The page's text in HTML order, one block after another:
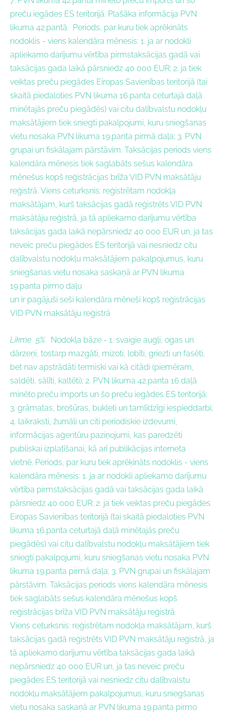
preču iegādes ES teritorijā. Plašāka informācija PVN
likuma 42.pantā. Periods, par kuru tiek aprēķināts
nodoklis - viens kalendāra mēnesis: 1. ja ar nodokli
apliekamo darījumu vērtība pirmstaksācijas gadā vai
taksācijas gada laikā pārsniedz 40 000 EUR; 2. ja tiek
veiktas preču piegādes Eiropas Savienības teritorijā (tai
skaitā piedaloties PVN likuma 16.panta ceturtajā daļā
minētajās preču piegādēs) vai citu dalībvalstu nodokļu
maksātājiem tiek sniegti pakalpojumi, kuru sniegšanas
vietu nosaka PVN likuma 19.panta pirmā daļa; 3. PVN
grupai un fiskālajam pārstāvim. Taksācijas periods viens
kalendāra mēnesis tiek saglabāts sešus kalendāra
mēnešus kopš reģistrācijas brīža VID PVN maksātāju
reģistrā. Viens ceturksnis: reģistrētam nodokļa
maksātājam, kurš taksācijas gadā reģistrēts VID PVN
maksātāju reģistrā, ja tā apliekamo darījumu vērtība
taksācijas gada laikā nepārsniedz 40 000 EUR un, ja tas
neveic preču piegādes ES teritorijā vai nesniedz citu
dalībvalstu nodokļu maksātājiem pakalpojumus, kuru
sniegšanas vietu nosaka saskaņā ar PVN likuma
19.panta pirmo daļu
un ir pagājuši seši kalendāra mēneši kopš reģistrācijas
VID PVN maksātāju reģistrā
Likme 5%. Nodokļa bāze - 1. svaigie augļi, ogas un
dārzeņi, tostarp mazgāti, mizoti, lobīti, griezti un fasēti,
bet nav apstrādāti termiski vai kā citādi (piemēram,
saldēti, sālīti, kaltēti); 2. PVN likuma 42.panta 16.daļā
minēto preču imports un šo preču iegādes ES teritorijā;
3. grāmatas, brošūras, bukleti un tamlīdzīgi iespieddarbi;
4. laikraksti, žurnāli un citi periodiskie izdevumi,
informācijas aģentūru paziņojumi, kas paredzēti
publiskai izplatīšanai, kā arī publikācijas interneta
vietnē. Periods, par kuru tiek aprēķināts nodoklis - viens
kalendāra mēnesis: 1. ja ar nodokli apliekamo darījumu
vērtība pirmstaksācijas gadā vai taksācijas gada laikā
pārsniedz 40 000 EUR; 2. ja tiek veiktas preču piegādes
Eiropas Savienības teritorijā (tai skaitā piedaloties PVN
likuma 16.panta ceturtajā daļā minētajās preču
piegādēs) vai citu dalībvalstu nodokļu maksātājiem tiek
sniegti pakalpojumi, kuru sniegšanas vietu nosaka PVN
likuma 19.panta pirmā daļa; 3. PVN grupai un fiskālajam
pārstāvim. Taksācijas periods viens kalendāra mēnesis
tiek saglabāts sešus kalendāra mēnešus kopš
reģistrācijas brīža VID PVN maksātāju reģistrā.
Viens ceturksnis: reģistrētam nodokļa maksātājam, kurš
taksācijas gadā reģistrēts VID PVN maksātāju reģistrā, ja
tā apliekamo darījumu vērtība taksācijas gada laikā
nepārsniedz 40 000 EUR un, ja tas neveic preču
piegādes ES teritorijā vai nesniedz citu dalībvalstu
nodokļu maksātājiem pakalpojumus, kuru sniegšanas
vietu nosaka saskaņā ar PVN likuma 19.panta pirmo